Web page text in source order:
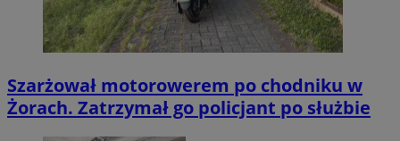
Szarżował motorowerem po chodniku w
Żorach. Zatrzymał go policjant po służbie